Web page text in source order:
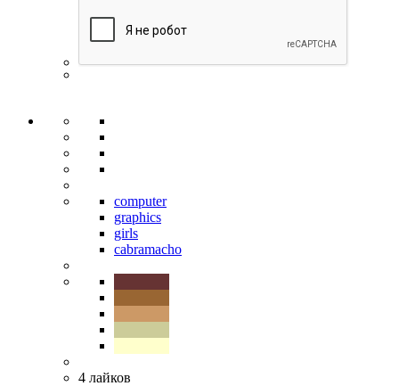
computer
graphics
girls
cabramacho
4 лайков